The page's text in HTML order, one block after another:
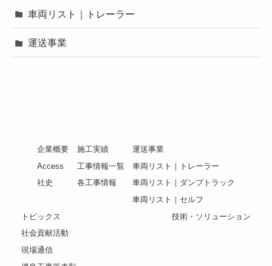
車両リスト｜トレーラー
運送事業
企業概要
Access
社史
施工実績
工事情報一覧
各工事情報
運送事業
車両リスト｜トレーラー
車両リスト｜ダンプトラック
車両リスト｜セルフ
トピックス
社会貢献活動
現場通信
技術・ソリューション